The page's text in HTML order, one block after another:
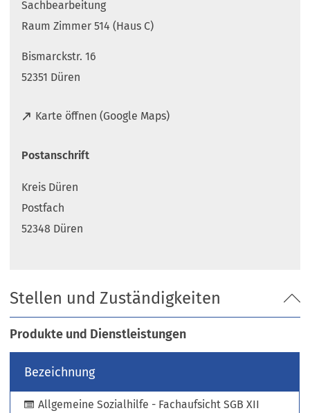
Sachbearbeitung
Raum Zimmer 514 (Haus C)
Bismarckstr. 16
52351 Düren
Karte öffnen (Google Maps)
(
f
e
t
i
e
m
n
e
n
T
Postanschrift
Kreis Düren
Postfach
52348 Düren
Stellen und Zuständigkeiten
Produkte und Dienstleistungen
Bezeichnung
Allgemeine Sozialhilfe - Fachaufsicht SGB XII